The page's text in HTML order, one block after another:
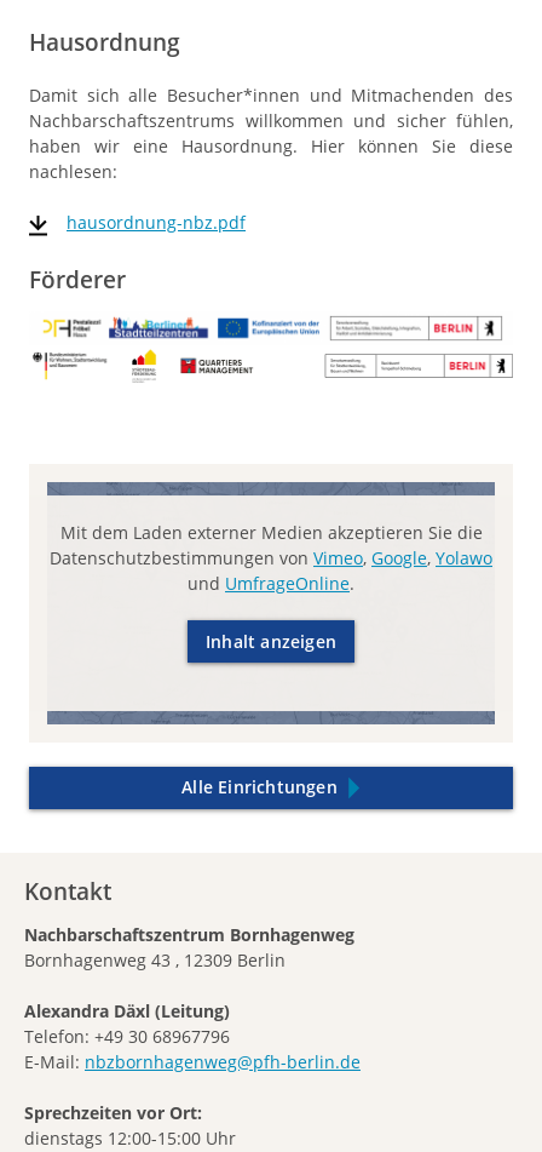
Hausordnung
Damit sich alle Besucher*innen und Mitmachenden des
Nachbarschaftszentrums willkommen und sicher fühlen,
haben wir eine Hausordnung. Hier können Sie diese
nachlesen:
hausordnung-nbz.pdf
Förderer
Mit dem Laden externer Medien akzeptieren Sie die
Datenschutzbestimmungen von Vimeo, Google, Yolawo
und UmfrageOnline.
Inhalt anzeigen
Alle Einrichtungen
Kontakt
Nachbarschaftszentrum Bornhagenweg
Bornhagenweg 43 , 12309 Berlin
Alexandra Däxl (Leitung)
Telefon: +49 30 68967796
E-Mail: nbzbornhagenweg@pfh-berlin.de
Sprechzeiten vor Ort:
dienstags 12:00-15:00 Uhr